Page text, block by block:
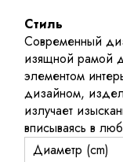
Стиль
Современный
изящной рамой
элементом
дизайном,
излучает
вписываясь в
Диаметр (cm)